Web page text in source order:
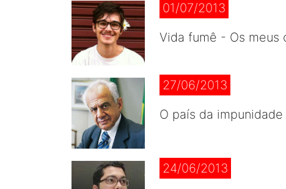
01/07/2013
Vida fumê - Os meus
27/06/2013
O país da
24/06/2013